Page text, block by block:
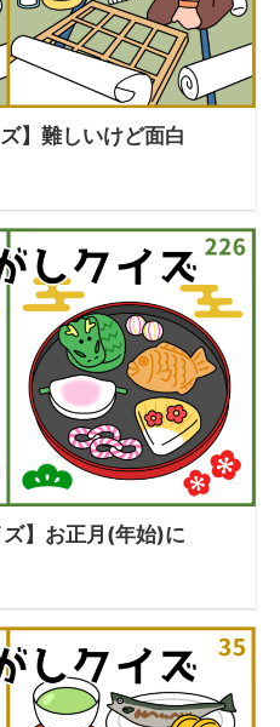
】難しいけど面白
】お正月(年始)に